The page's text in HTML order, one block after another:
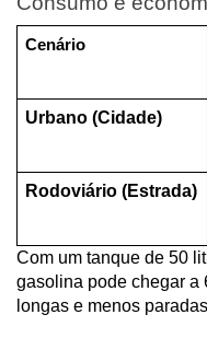
Cenário
Urbano (Cidade)
Rodoviário (Estrada)
Com um tanque de 50
gasolina pode chegar a
longas e menos